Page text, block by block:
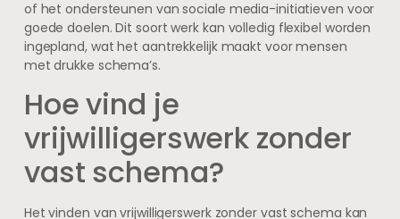
of het ondersteunen van sociale media-initiatieven voor
goede doelen. Dit soort werk kan volledig flexibel worden
ingepland, wat het aantrekkelijk maakt voor mensen
met drukke schema’s.
Hoe vind je
vrijwilligerswerk zonder
vast schema?
Het vinden van vrijwilligerswerk zonder vast schema kan